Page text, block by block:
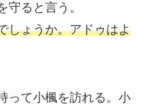
守ると言う。
しょうか。アドゥはよ
って小楓を訪れる。小